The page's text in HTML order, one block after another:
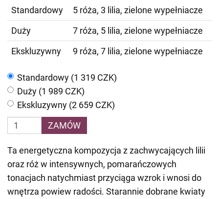
Standardowy
5 róża, 3 lilia, zielone wypełniacze
Duży
7 róża, 5 lilia, zielone wypełniacze
Ekskluzywny
9 róża, 7 lilia, zielone wypełniacze
Standardowy (1 319 CZK)
Duży (1 989 CZK)
Ekskluzywny (2 659 CZK)
ZAMÓW
Ta energetyczna kompozycja z zachwycających lilii
oraz róż w intensywnych, pomarańczowych
tonacjach natychmiast przyciąga wzrok i wnosi do
wnętrza powiew radości. Starannie dobrane kwiaty